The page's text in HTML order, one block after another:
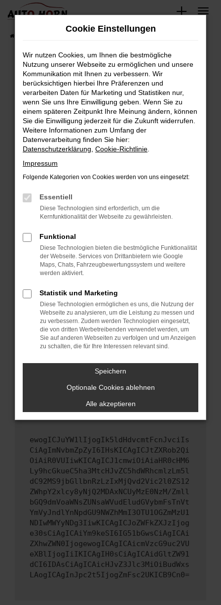
Zum
springen
Fahrzeugbestand
Fehler: Network Error
Beim Laden ist ein Fehler aufgetreten.
Hier sind ein paar Tipps, die dir helfen können:
Überprüfe deine Firewall und deine
Internetverbindung.
Laden andere Webseiten, zum Beispiel deine
Suchmaschine?
Prüfe deine Browsererweiterungen.
können das Laden bestimmter Seiten
verhindern. Funktioniert die Seite in einem
anderen Browser oder in einem privaten
Starte dein Gerät neu.
Das kann manchmal helfen, vorübergehende
Probleme zu beheben.
Betriebssystem auf dem neuesten Stand
sind.
Veraltete Software birgt nicht nur ein
Sicherheitsrisiko, sondern kann auch dazu
führen, dass bestimmte Funktionen nicht mehr
unterstützt werden.
Wende dich an den Webseitenbetreiber.
Wenn du alle oben genannten Schritte versucht
hast, kontaktiere uns bitte. Wir werden
versuchen, das Problem zu beheben. Du kannst
uns diesen Text schicken, um uns bei der
ewogICJuYW1lIjogIk5ldHdvcmtFcnJvciIs
CiAgImNvbmZpZyI6IHsKICAgICJtZXRob2Qi
OiAiR0VUIiwKICAgICJ1cmwiOiAiaHR0cHM6
Ly9hcGkueC5ha3MtcHJvZC5hdWRhcmlzLm5l
dC92MS9jbGllbnRzLzIxMjQvd2Vic2l0ZS12
ZWhpY2xlcy8yNjQ2MDAxNCUyMzE0NzM/Zmll
bGQ9dmVoaWNsZUNsaWVudEludGVybmFsTnVt
YmVyJndlYnNpdGU9NWZhMmI3OTU1OGZmMzU1
NDIwMWYyNDg3IiwKICAgICJoZWFkZXJzIjog
e30sCiAgICAiYm9keSI6IG51bGwsCiAgICAi
ZXhwZWN0IjogewogICAgICAicmVzcG9uc2VU
eXBlIjogIiIKICAgIH0sCiAgICAidGltZW91
dCI6IDAsCiAgICAicHJvZ3Jlc3MiOiBudWxs
LAogICAgInJpc2t5IjogZmFsc2UKICB9Cn0=
Cookie Einstellungen
Wir nutzen Cookies, um Ihnen die bestmögliche
Nutzung unserer Webseite zu ermöglichen und unsere
Kommunikation mit Ihnen zu verbessern. Wir
berücksichtigen hierbei Ihre Präferenzen und
verarbeiten Daten für Marketing und Statistiken nur,
wenn Sie uns Ihre Einwilligung geben. Wenn Sie zu
einem späteren Zeitpunkt Ihre Meinung ändern, können
Sie die Einwilligung jederzeit für die Zukunft widerrufen.
Weitere Informationen zum Umfang der
Datenverarbeitung finden Sie hier:
Datenschutzerklärung Cookie-Richtlinie
Impressum
Folgende Kategorien von Cookies werden von uns eingesetzt:
Essentiell
Diese Technologien sind erforderlich, um die
Kernfunktionalität der Webseite zu gewährleisten.
Funktional
Diese Technologien bieten die bestmögliche Funktionalität
der Webseite. Services von Drittanbietern wie Google
Maps, Chats, Fahrzeugbewertungssystem und weitere
werden aktiviert.
Statistik und Marketing
Diese Technologien ermöglichen es uns, die Nutzung der
Webseite zu analysieren, um die Leistung zu messen und
zu verbessern. Zudem werden Technologien eingesetzt,
die von dritten Werbetreibenden verwendet werden, um
Sie auf anderen Webseiten zu verfolgen und um Anzeigen
zu schalten, die für Ihre Interessen relevant sind.
Speichern
Optionale Cookies ablehnen
Alle akzeptieren